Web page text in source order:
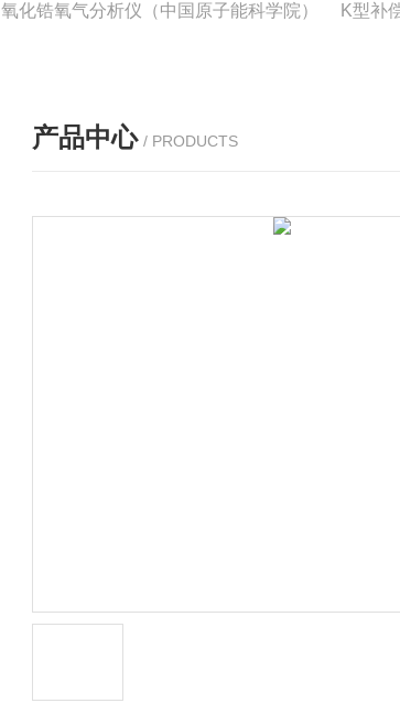
氧化锆氧气分析仪（中国原子能科学院） K型补
产品中心 / PRODUCTS